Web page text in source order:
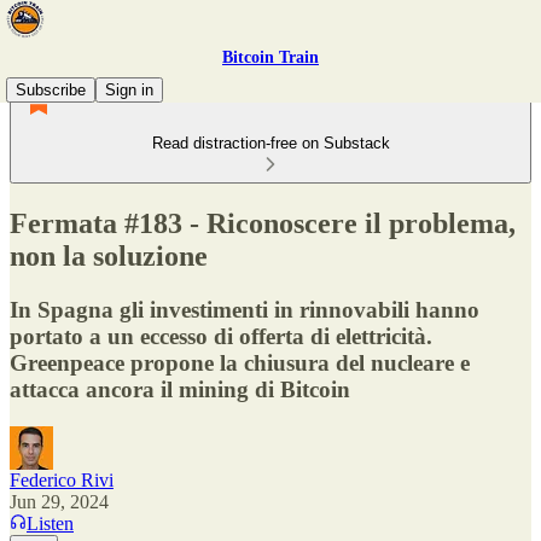
Bitcoin Train
Subscribe
Sign in
Read distraction-free on Substack
Fermata #183 - Riconoscere il problema,
non la soluzione
In Spagna gli investimenti in rinnovabili hanno
portato a un eccesso di offerta di elettricità.
Greenpeace propone la chiusura del nucleare e
attacca ancora il mining di Bitcoin
Federico Rivi
Jun 29, 2024
Listen